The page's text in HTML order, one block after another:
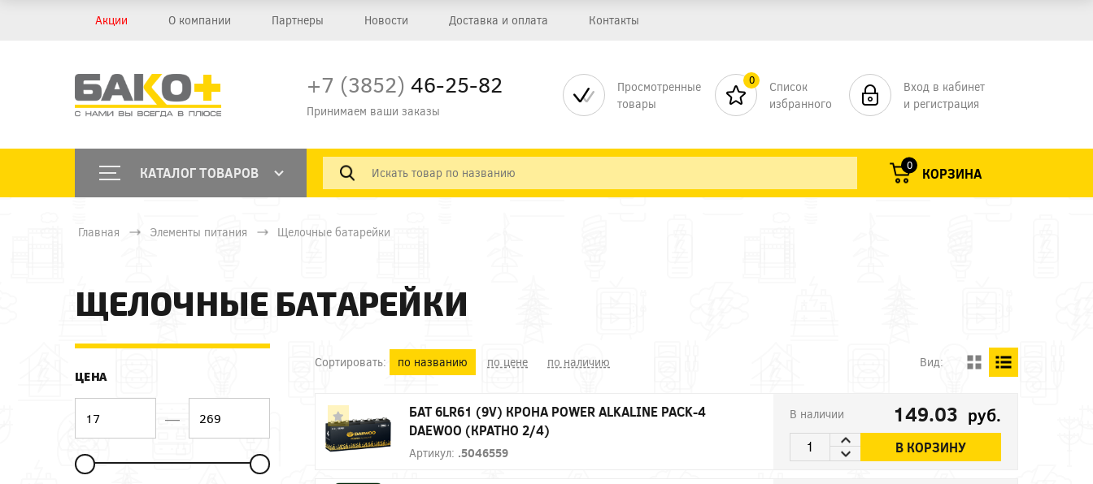
Акции О компании Партнеры Новости Доставка и оплата Контакты
+7 (3852) 46-25-82
Принимаем ваши заказы
Просмотренные
товары
0
Список
избранного
Вход в кабинет
и регистрация
КАТАЛОГ ТОВАРОВ 0 КОРЗИНА
Главная Элементы питания Щелочные батарейки
ЩЕЛОЧНЫЕ БАТАРЕЙКИ
ЦЕНА
—
Сортировать: по названию по цене по наличию Вид:
БАТ 6LR61 (9V) КРОНА POWER ALKALINE PACK-4
DAEWOO (КРАТНО 2/4)
Артикул: .5046559
В наличии 149.03 руб.
В КОРЗИНУ